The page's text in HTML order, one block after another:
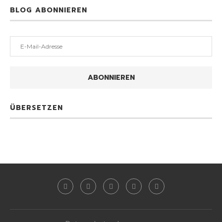
BLOG ABONNIEREN
Mail-
ABONNIEREN
ÜBERSETZEN